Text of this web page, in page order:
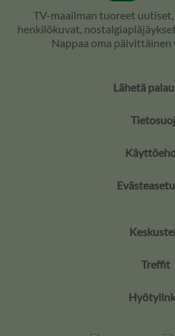
TV-maailman tuoreet
henkilökuvat,
Nappaa oma
Lähetä
Treffit